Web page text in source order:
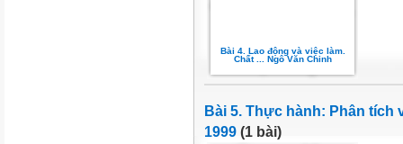
Bài 4. Lao động và việc làm.
Chất ... Ngô Văn Chinh
Bài 5. Thực hành: Phân tích
1999 (1 bài)